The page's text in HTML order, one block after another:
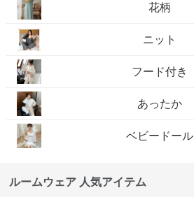
花柄
ニット
フード付き
あったか
ベビードール
ルームウェア 人気アイテム